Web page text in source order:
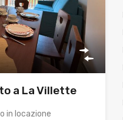
a La Villette
in locazione